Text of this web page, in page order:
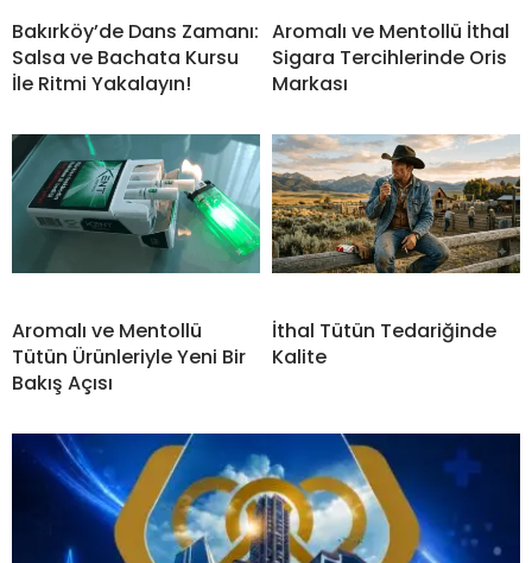
Bakırköy’de Dans Zamanı:
Salsa ve Bachata Kursu
İle Ritmi Yakalayın!
Aromalı ve Mentollü İthal
Sigara Tercihlerinde Oris
Markası
Aromalı ve Mentollü
Tütün Ürünleriyle Yeni Bir
Bakış Açısı
İthal Tütün Tedariğinde
Kalite